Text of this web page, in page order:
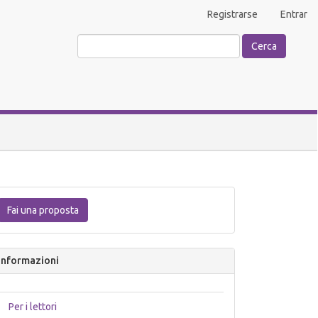
Registrarse Entrar
Cerca
proposta
Fai una proposta
Per i lettori